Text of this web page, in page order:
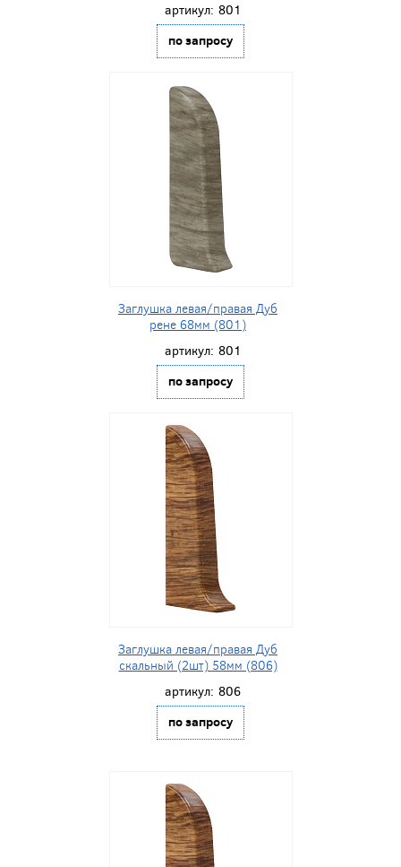
артикул: 801
по запросу
Заглушка левая/правая Дуб
рене 68мм (801)
артикул: 801
по запросу
Заглушка левая/правая Дуб
скальный (2шт) 58мм (806)
артикул: 806
по запросу